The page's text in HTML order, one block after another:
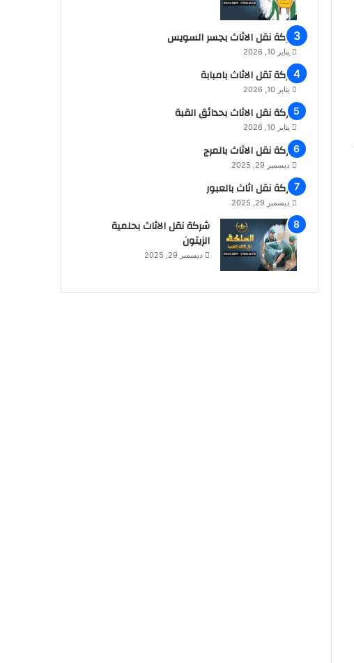
شركة نقل الاثاث بجسر السويس
يناير 10, 2026
شركة تقل الاثاث بامبابة
يناير 10, 2026
شركة نقل الاثاث بحدائق القبة
يناير 10, 2026
شركة نقل الاثاث بالمرج
ديسمبر 29, 2025
شركة نقل اثاث بالعبور
ديسمبر 29, 2025
شركة نقل الاثاث بحلمية
الزيتون
ديسمبر 29, 2025